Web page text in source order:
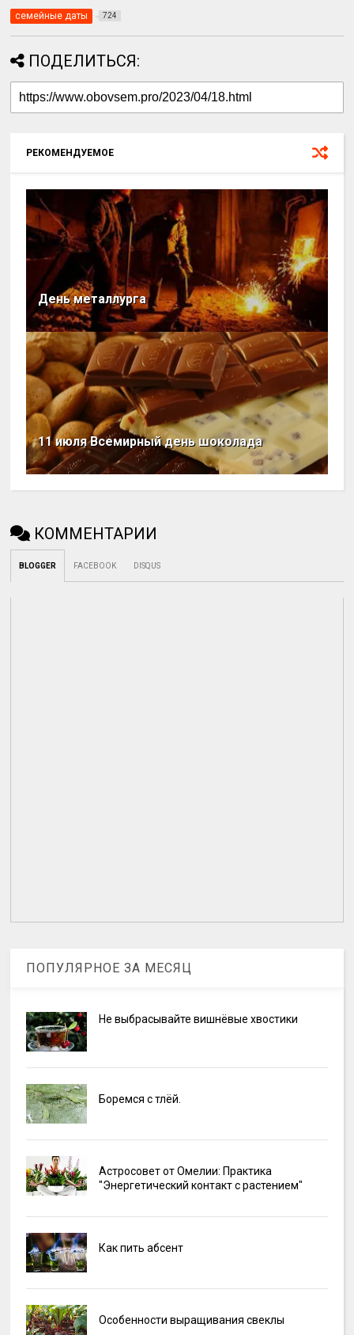
семейные даты 724
ПОДЕЛИТЬСЯ:
РЕКОМЕНДУЕМОЕ
День металлурга
11 июля Всемирный день шоколада
КОММЕНТАРИИ
BLOGGER FACEBOOK DISQUS
ПОПУЛЯРНОЕ ЗА МЕСЯЦ
Не выбрасывайте вишнёвые хвостики
Боремся с тлёй.
Астросовет от Омелии: Практика
"Энергетический контакт с растением"
Как пить абсент
Особенности выращивания свеклы